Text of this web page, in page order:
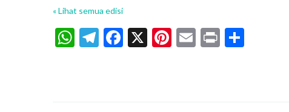
« Lihat semua edisi
WhatsApp
Telegram
Facebook
X Pinterest
Email
Print